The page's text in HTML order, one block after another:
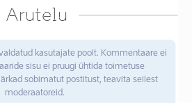
Arutelu
kasutajate poolt. Kommentaare ei
sisu ei pruugi ühtida toimetuse
sobimatut postitust, teavita sellest
moderaatoreid.